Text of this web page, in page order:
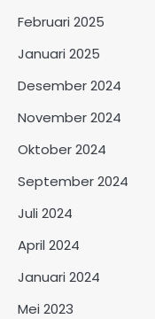
Februari 2025
Januari 2025
Desember 2024
November 2024
Oktober 2024
September 2024
Juli 2024
April 2024
Januari 2024
Mei 2023